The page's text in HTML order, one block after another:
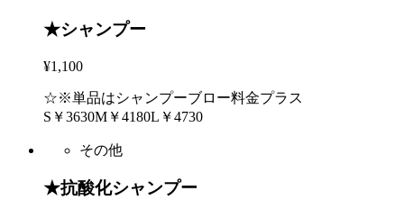
★シャンプー
¥1,100
☆※単品はシャンプーブロー料金プラス
S￥3630M￥4180L￥4730
その他
★抗酸化シャンプー